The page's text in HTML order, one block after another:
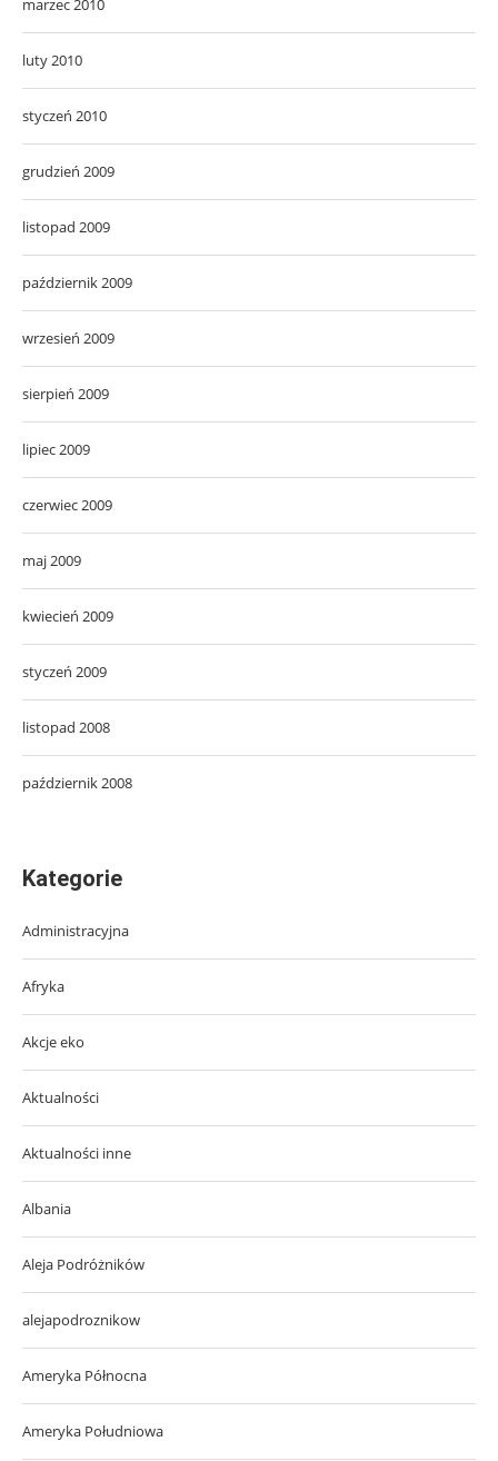
marzec 2010
luty 2010
styczeń 2010
grudzień 2009
listopad 2009
październik 2009
wrzesień 2009
sierpień 2009
lipiec 2009
czerwiec 2009
maj 2009
kwiecień 2009
styczeń 2009
listopad 2008
październik 2008
Kategorie
Administracyjna
Afryka
Akcje eko
Aktualności
Aktualności inne
Albania
Aleja Podróżników
alejapodroznikow
Ameryka Północna
Ameryka Południowa